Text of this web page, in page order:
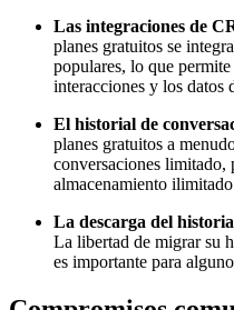
Las integraciones de
planes gratuitos se
populares, lo que
interacciones y los datos
El historial de
planes gratuitos a
conversaciones limitado,
almacenamiento
La descarga del
La libertad de migrar su
es importante para